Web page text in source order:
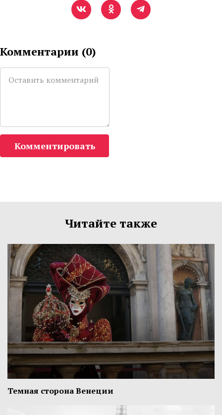
Комментарии (0)
Комментировать
Читайте также
Темная сторона Венеции